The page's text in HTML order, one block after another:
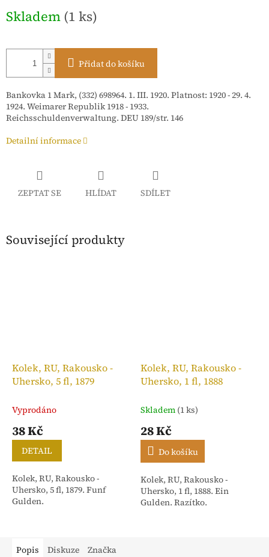
cena:
Skladem (1 ks)
Přidat do košíku
Bankovka 1 Mark, (332) 698964. 1. III. 1920. Platnost: 1920 - 29. 4.
1924. Weimarer Republik 1918 - 1933.
Reichsschuldenverwaltung. DEU 189/str. 146
Detailní informace
ZEPTAT SE HLÍDAT SDÍLET
Související produkty
Kolek, RU, Rakousko -
Uhersko, 5 fl, 1879
Vyprodáno
38 Kč
DETAIL
Kolek, RU, Rakousko -
Uhersko, 5 fl, 1879. Funf
Gulden.
Kolek, RU, Rakousko -
Uhersko, 1 fl, 1888
Skladem (1 ks)
28 Kč
Do košíku
Kolek, RU, Rakousko -
Uhersko, 1 fl, 1888. Ein
Gulden. Razítko.
Popis Diskuze Značka